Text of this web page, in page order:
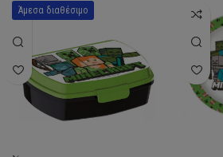
Άμεσα διαθέσιμο